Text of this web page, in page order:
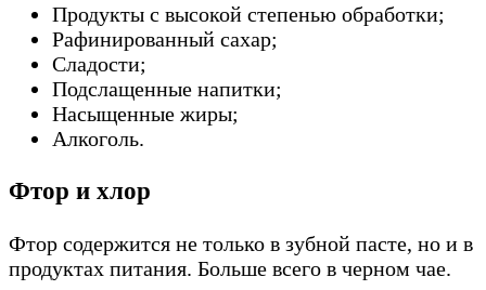
Продукты с высокой степенью обработки;
Рафинированный сахар;
Сладости;
Подслащенные напитки;
Насыщенные жиры;
Алкоголь.
Фтор и хлор
Фтор содержится не только в зубной пасте, но и в
продуктах питания. Больше всего в черном чае.